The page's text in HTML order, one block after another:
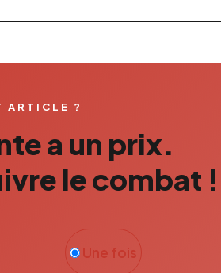
ARTICLE ?
a un prix.
le combat !
Une fois